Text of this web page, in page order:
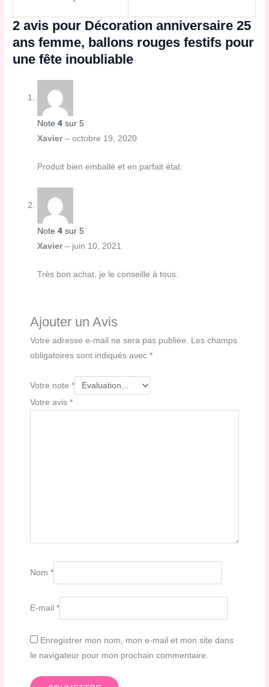
2 avis pour Décoration anniversaire 25
ans femme, ballons rouges festifs pour
une fête inoubliable
Note4 sur 5
Xavier– octobre 19, 2020
Produit bien emballé et en parfait état.
Note4 sur 5
Xavier– juin 10, 2021
Très bon achat, je le conseille à tous.
Ajouter un Avis
Votre adresse e-mail ne sera pas publiée. Les champs
obligatoires sont indiqués avec*
Votre note*
Votre avis*
Nom*
E-mail*
Enregistrer mon nom, mon e-mail et mon site dans
le navigateur pour mon prochain commentaire.